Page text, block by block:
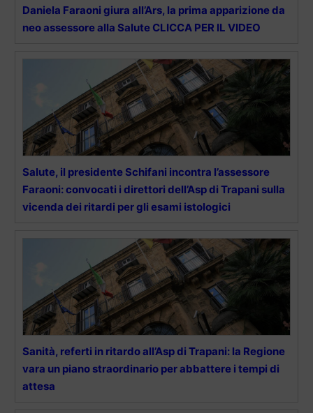
Daniela Faraoni giura all’Ars, la prima apparizione da
neo assessore alla Salute CLICCA PER IL VIDEO
Salute, il presidente Schifani incontra l’assessore
Faraoni: convocati i direttori dell’Asp di Trapani sulla
vicenda dei ritardi per gli esami istologici
Sanità, referti in ritardo all’Asp di Trapani: la Regione
vara un piano straordinario per abbattere i tempi di
attesa